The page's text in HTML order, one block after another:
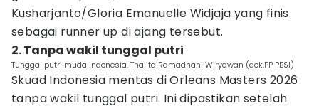
Kusharjanto/Gloria Emanuelle Widjaja yang finis
sebagai runner up di ajang tersebut.
2. Tanpa wakil tunggal putri
Tunggal putri muda Indonesia, Thalita Ramadhani Wiryawan (dok.PP PBSI)
Skuad Indonesia mentas di Orleans Masters 2026
tanpa wakil tunggal putri. Ini dipastikan setelah